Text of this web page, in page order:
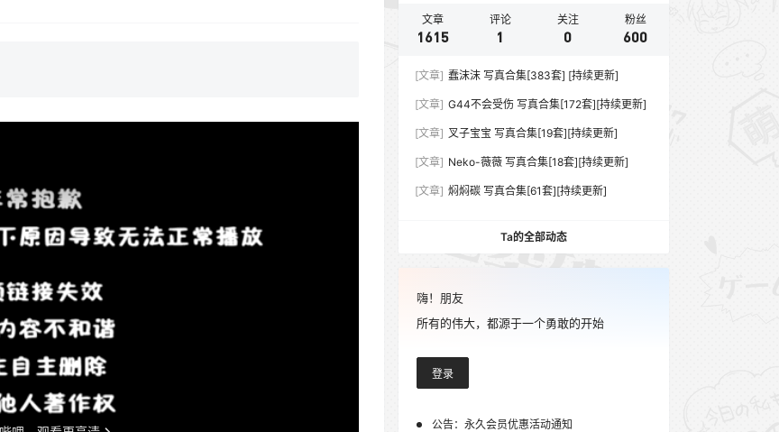
文章
1615
评论
1
关注
0
粉丝
600
[文章] 蠢沫沫 写真合集[383套] [持续更新]
[文章] G44不会受伤 写真合集[172套][持续更新]
[文章] 叉子宝宝 写真合集[19套][持续更新]
[文章] Neko-薇薇 写真合集[18套][持续更新]
[文章] 焖焖碳 写真合集[61套][持续更新]
Ta的全部动态
嗨！朋友
所有的伟大，都源于一个勇敢的开始
登录
公告： 永久会员优惠活动通知